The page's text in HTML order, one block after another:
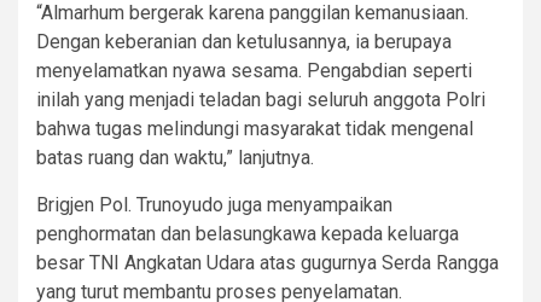
“Almarhum bergerak karena panggilan kemanusiaan.
Dengan keberanian dan ketulusannya, ia berupaya
menyelamatkan nyawa sesama. Pengabdian seperti
inilah yang menjadi teladan bagi seluruh anggota Polri
bahwa tugas melindungi masyarakat tidak mengenal
batas ruang dan waktu,” lanjutnya.
Brigjen Pol. Trunoyudo juga menyampaikan
penghormatan dan belasungkawa kepada keluarga
besar TNI Angkatan Udara atas gugurnya Serda Rangga
yang turut membantu proses penyelamatan.